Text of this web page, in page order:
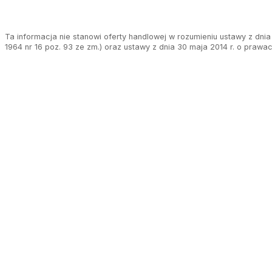
Ta informacja nie stanowi oferty handlowej w rozumieniu ustawy z
1964 nr 16 poz. 93 ze zm.) oraz ustawy z dnia 30 maja 2014 r. o